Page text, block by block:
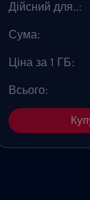
Дійсний для..:
Сума:
Ціна за 1 ГБ:
Всього: